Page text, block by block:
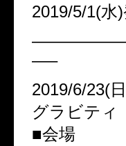
2019/5/1(水
—–
2019/6/23(
グラビテ
■会場